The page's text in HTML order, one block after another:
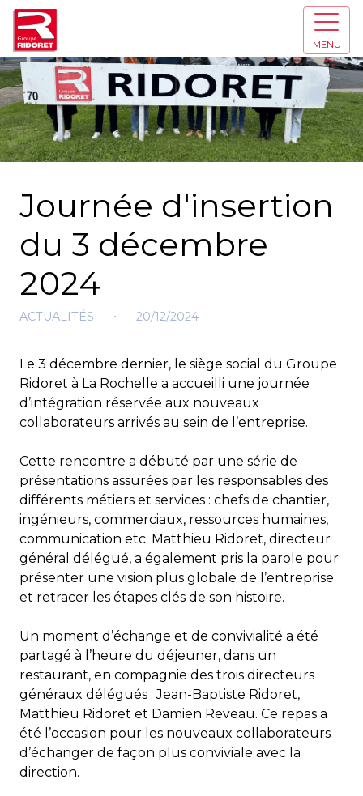
MENU
Journée d'insertion
du 3 décembre
2024
ACTUALITÉS ⋅ 20/12/2024
Le 3 décembre dernier, le siège social du Groupe
Ridoret à La Rochelle a accueilli une journée
d’intégration réservée aux nouveaux
collaborateurs arrivés au sein de l’entreprise.
Cette rencontre a débuté par une série de
présentations assurées par les responsables des
différents métiers et services : chefs de chantier,
ingénieurs, commerciaux, ressources humaines,
communication etc. Matthieu Ridoret, directeur
général délégué, a également pris la parole pour
présenter une vision plus globale de l’entreprise
et retracer les étapes clés de son histoire.
Un moment d’échange et de convivialité a été
partagé à l’heure du déjeuner, dans un
restaurant, en compagnie des trois directeurs
généraux délégués : Jean-Baptiste Ridoret,
Matthieu Ridoret et Damien Reveau. Ce repas a
été l’occasion pour les nouveaux collaborateurs
d’échanger de façon plus conviviale avec la
direction.